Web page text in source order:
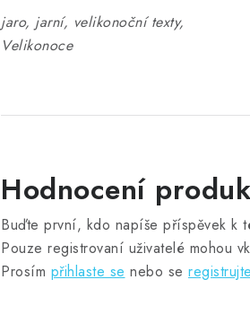
jaro, jarní, velikonoční texty,
Velikonoce
Hodnocení
Buďte první, kdo napíše příspěvek k
Pouze registrovaní uživatelé mohou
Prosím přihlaste se nebo se registrujte